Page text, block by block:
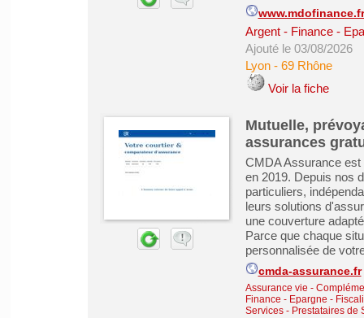
www.mdofinance.fr
Argent - Finance -
Ajouté le 03/08/2026
Lyon- 69 Rhône
Voir la fiche
Mutuelle,
assurances
CMDA Assurance est
en 2019. Depuis nos
particuliers,
leurs solutions
une couverture
Parce que chaque
personnalisée de
cmda-assurance.fr
Assurance vie -
Finance - Epargne -
Services - Prestataires de